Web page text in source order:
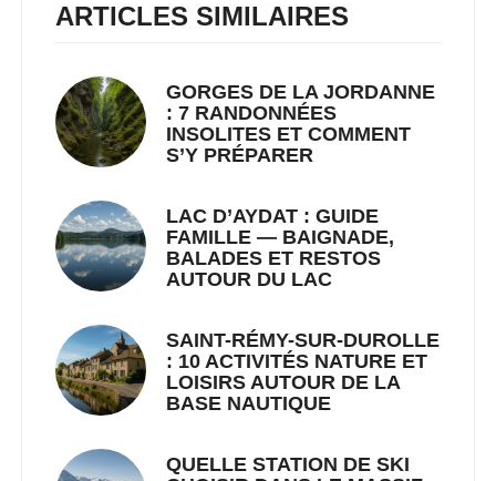
ARTICLES SIMILAIRES
GORGES DE LA JORDANNE
: 7 RANDONNÉES
INSOLITES ET COMMENT
S’Y PRÉPARER
LAC D’AYDAT : GUIDE
FAMILLE — BAIGNADE,
BALADES ET RESTOS
AUTOUR DU LAC
SAINT-RÉMY-SUR-DUROLLE
: 10 ACTIVITÉS NATURE ET
LOISIRS AUTOUR DE LA
BASE NAUTIQUE
QUELLE STATION DE SKI